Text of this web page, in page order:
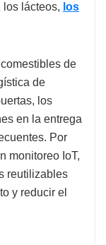
los lácteos, los
de
de
los
en la entrega
Por
monitoreo IoT,
reutilizables
y reducir el